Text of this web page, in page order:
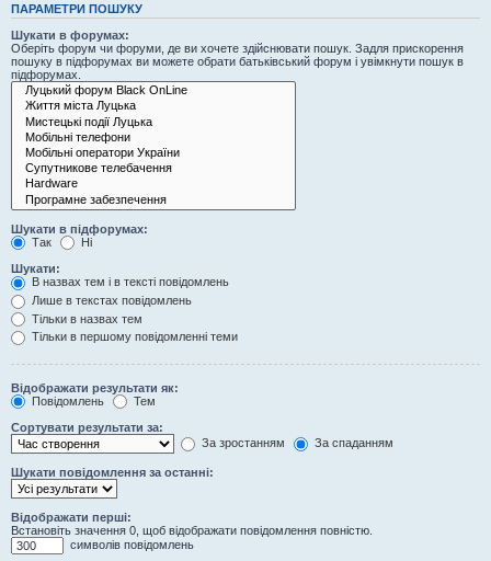
ПАРАМЕТРИ ПОШУКУ
Шукати в форумах:
Оберіть форум чи форуми, де ви хочете здійснювати пошук. Задля прискорення
пошуку в підфорумах ви можете обрати батьківський форум і увімкнути пошук в
підфорумах.
Шукати в підфорумах:
Так
Ні
Шукати:
В назвах тем і в тексті повідомлень
Лише в текстах повідомлень
Тільки в назвах тем
Тільки в першому повідомленні теми
Відображати результати як:
Повідомлень
Тем
Сортувати результати за:
За зростанням
За спаданням
Шукати повідомлення за останні:
Відображати перші:
Встановіть значення 0, щоб відображати повідомлення повністю.
символів повідомлень